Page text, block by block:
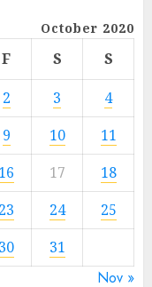
October 2020
F S
S
2 3
4
9 10
11
16 17
18
23 24
25
30 31
Nov »